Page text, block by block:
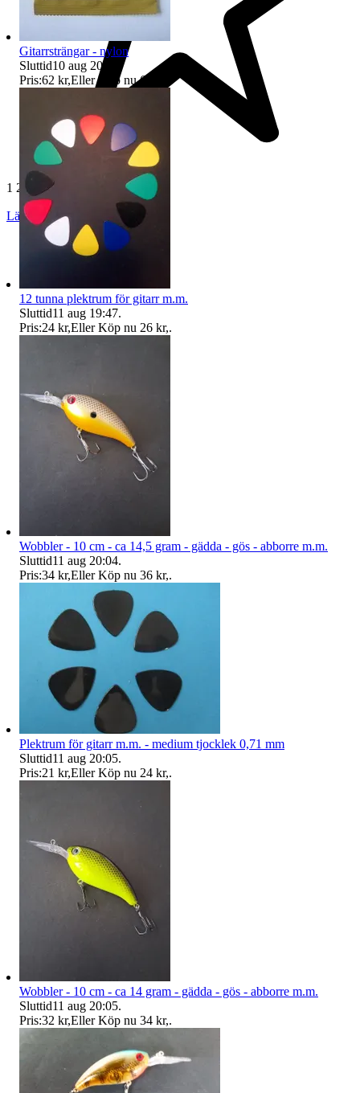
1 272 omdömen
Läs omdömen
Gitarrsträngar - nylon
Sluttid10 aug 20:47
Pris:62 kr,Eller Köp nu 65 kr
12 tunna plektrum för gitarr m.m.
Sluttid11 aug 19:47.
Pris:24 kr,Eller Köp nu 26 kr,.
Wobbler - 10 cm - ca 14,5 gram - gädda - gös - abborre m.m.
Sluttid11 aug 20:04.
Pris:34 kr,Eller Köp nu 36 kr,.
Plektrum för gitarr m.m. - medium tjocklek 0,71 mm
Sluttid11 aug 20:05.
Pris:21 kr,Eller Köp nu 24 kr,.
Wobbler - 10 cm - ca 14 gram - gädda - gös - abborre m.m.
Sluttid11 aug 20:05.
Pris:32 kr,Eller Köp nu 34 kr,.